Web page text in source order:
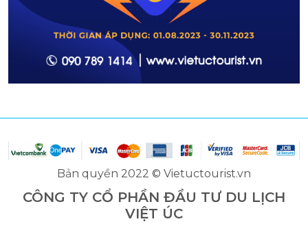
Bản quyền 2022 © Vietuctourist.vn
CÔNG TY CỔ PHẦN ĐẦU TƯ DU LỊCH
VIỆT ÚC